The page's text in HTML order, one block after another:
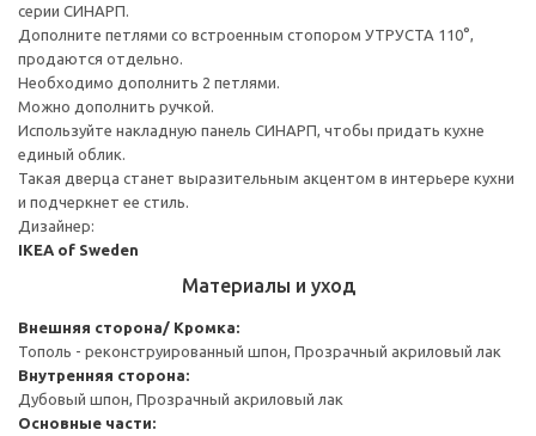
серии СИНАРП.
Дополните петлями со встроенным стопором УТРУСТА 110°,
продаются отдельно.
Необходимо дополнить 2 петлями.
Можно дополнить ручкой.
Используйте накладную панель СИНАРП, чтобы придать кухне
единый облик.
Такая дверца станет выразительным акцентом в интерьере кухни
и подчеркнет ее стиль.
Дизайнер:
IKEA of Sweden
Материалы и уход
Внешняя сторона/ Кромка:
Тополь - реконструированный шпон, Прозрачный акриловый лак
Внутренняя сторона:
Дубовый шпон, Прозрачный акриловый лак
Основные части: